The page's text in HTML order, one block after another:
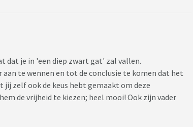
dat je in 'een diep zwart gat' zal vallen.
te wennen en tot de conclusie te komen dat het
jij zelf ook de keus hebt gemaakt om deze
de vrijheid te kiezen; heel mooi! Ook zijn vader